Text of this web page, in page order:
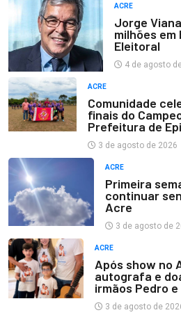
ACRE
Jorge
milhões
Eleitoral
4 de agosto
ACRE
Comunidade
finais do
Prefeitura de
3 de agosto de 2026
ACRE
Primeira
continuar
Acre
3 de agosto de
ACRE
Após show no
autografa e
irmãos Pedro
3 de agosto de